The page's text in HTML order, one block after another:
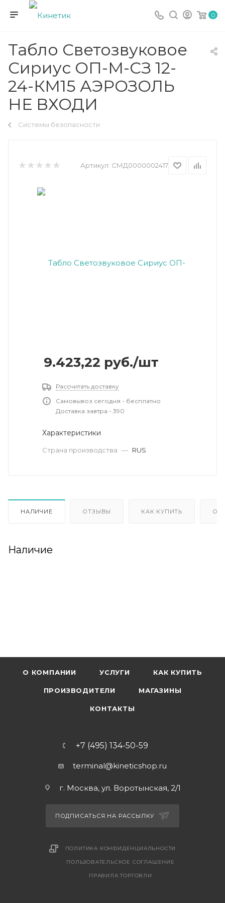
0
Табло Светозвуковое
Сириус ОП-М-СЗ 12-
24-КМ15 АЭРОЗОЛЬ
НЕ ВХОДИ
Системы безопасности
Артикул: СМД0000002417
9.423,22 руб./шт
Рассчитать доставку
Самовывоз сегодня - бесплатно
Доставка завтра - 390
Характеристики
Страна производства — RUS
НАЛИЧИЕ ОТЗЫВЫ КАК КУПИТЬ
Наличие
О КОМПАНИИ УСЛУГИ КАК КУПИТЬ
ПРОИЗВОДИТЕЛИ МАГАЗИНЫ
КОНТАКТЫ
+7 (495) 134-50-59
terminal@kineticshop.ru
г. Москва, ул. Воротынская, 2/1
ПОДПИСАТЬСЯ НА РАССЫЛКУ
ПОЛИТИКА КОНФИДЕНЦИАЛЬНОСТИ
ПОЛЬЗОВАТЕЛЬСКОЕ СОГЛАШЕНИЕ
ПРАВИЛА ТОРГОВЛИ